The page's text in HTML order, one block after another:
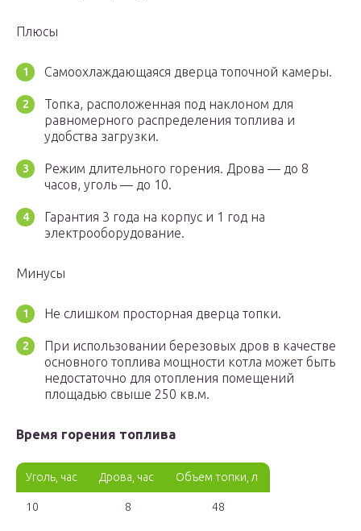
Плюсы
Самоохлаждающаяся дверца топочной камеры.
Топка, расположенная под наклоном для
равномерного распределения топлива и
удобства загрузки.
Режим длительного горения. Дрова — до 8
часов, уголь — до 10.
Гарантия 3 года на корпус и 1 год на
электрооборудование.
Минусы
Не слишком просторная дверца топки.
При использовании березовых дров в качестве
основного топлива мощности котла может быть
недостаточно для отопления помещений
площадью свыше 250 кв.м.
Время горения топлива
Уголь, час Дрова, час Объем топки, л
10 8 48